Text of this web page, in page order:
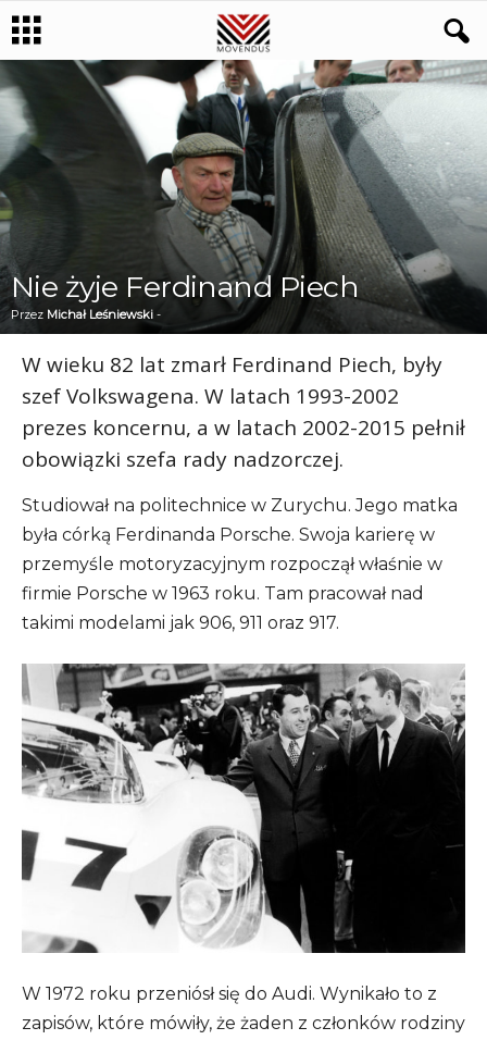
Nie żyje Ferdinand Piech
Przez Michał Leśniewski -
W wieku 82 lat zmarł Ferdinand Piech, były
szef Volkswagena. W latach 1993-2002
prezes koncernu, a w latach 2002-2015 pełnił
obowiązki szefa rady nadzorczej.
Studiował na politechnice w Zurychu. Jego matka
była córką Ferdinanda Porsche. Swoja karierę w
przemyśle motoryzacyjnym rozpoczął właśnie w
firmie Porsche w 1963 roku. Tam pracował nad
takimi modelami jak 906, 911 oraz 917.
W 1972 roku przeniósł się do Audi. Wynikało to z
zapisów, które mówiły, że żaden z członków rodziny